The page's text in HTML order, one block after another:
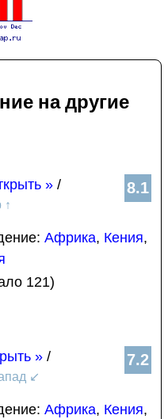
на другие
8.1
» /
↑
Африка, Кения,
121)
7.2
» /
↙
Африка, Кения,